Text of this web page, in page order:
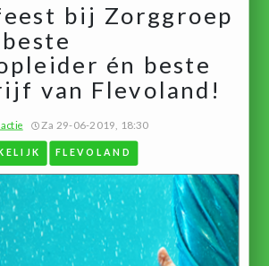
bij Zorggroep
én beste
van Flevoland!
Za 29-06-2019, 18:30
FLEVOLAND